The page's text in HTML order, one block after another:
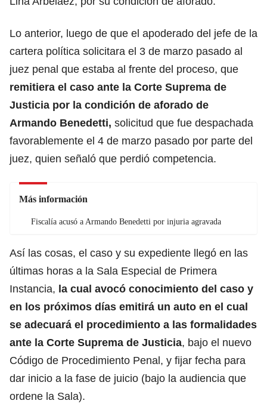
Lo anterior, luego de que el apoderado del jefe de la
cartera política solicitara el 3 de marzo pasado al
juez penal que estaba al frente del proceso, que
remitiera el caso ante la Corte Suprema de
Justicia por la condición de aforado de
Armando Benedetti, solicitud que fue despachada
favorablemente el 4 de marzo pasado por parte del
juez, quien señaló que perdió competencia.
Más información
Fiscalía acusó a Armando Benedetti por injuria agravada
Así las cosas, el caso y su expediente llegó en las
últimas horas a la Sala Especial de Primera
Instancia, la cual avocó conocimiento del caso y
en los próximos días emitirá un auto en el cual
se adecuará el procedimiento a las formalidades
ante la Corte Suprema de Justicia, bajo el nuevo
Código de Procedimiento Penal, y fijar fecha para
dar inicio a la fase de juicio (bajo la audiencia que
ordene la Sala).